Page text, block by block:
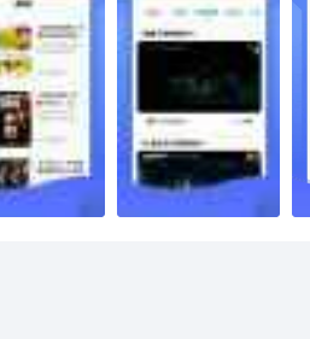
得夸我、36.7℃明星听诊会、极速焕
剧场： 我的骑士男友、家有姐妹、
、我的反派夫君、竹马又绿江南岸
星的你、吃饭才是正经事、转角之
俱乐部： 也平凡、山野异事·卷贰、
探案、罗生门、蝴蝶梦、后窗、谜